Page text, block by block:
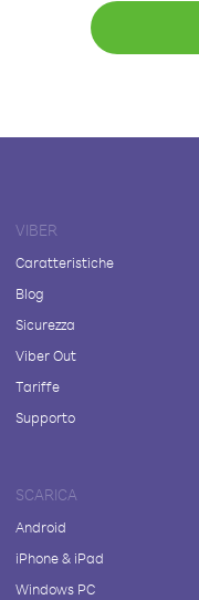
VIBER
Caratteristiche
Blog
Sicurezza
Viber Out
Tariffe
Supporto
SCARICA
Android
iPhone & iPad
Windows PC